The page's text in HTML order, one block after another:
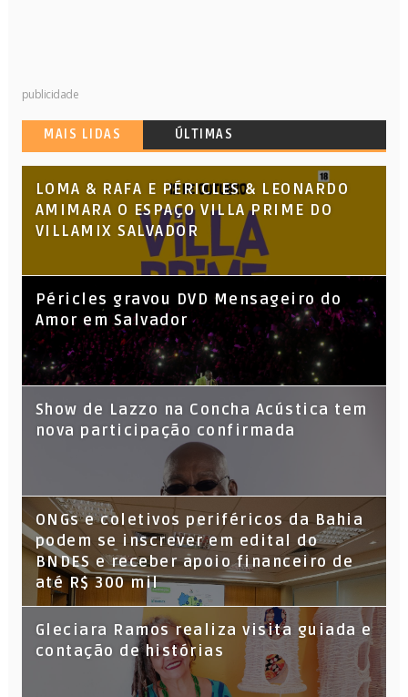
publicidade
MAIS LIDAS ÚLTIMAS
LOMA & RAFA E PÉRICLES & LEONARDO
AMIMARA O ESPAÇO VILLA PRIME DO
VILLAMIX SALVADOR
Péricles gravou DVD Mensageiro do
Amor em Salvador
Show de Lazzo na Concha Acústica tem
nova participação confirmada
ONGs e coletivos periféricos da Bahia
podem se inscrever em edital do
BNDES e receber apoio financeiro de
até R$ 300 mil
Gleciara Ramos realiza visita guiada e
contação de histórias